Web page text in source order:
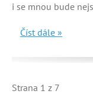
i se mnou bude
Číst dále »
Strana 1 z 7